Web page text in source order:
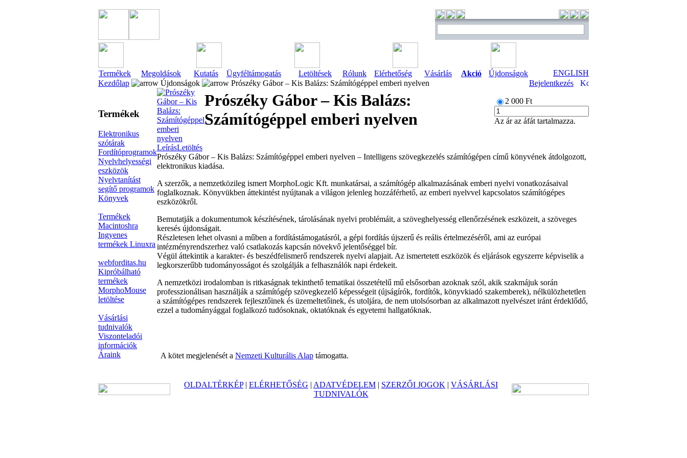
Termékek Megoldások Kutatás Ügyféltámogatás Letöltések Rólunk Elérhetőség Vásárlás Akció Újdonságok
ENGLISH
Kezdőlap
Újdonságok Prószéky Gábor – Kis Balázs: Számítógéppel emberi nyelven Bejelentkezés
Termékek
Elektronikus
szótárak
Fordítóprogramok
Nyelvhelyességi
eszközök
Nyelvtanítást
segítő programok
Könyvek
Termékek
Macintoshra
Ingyenes
termékek Linuxra
webforditas.hu
Kipróbálható
termékek
MorphoMouse
letöltése
Vásárlási
tudnivalók
Viszonteladói
információk
Áraink
Prószéky Gábor – Kis Balázs:
Számítógéppel emberi nyelven
2 000 Ft
Az ár az áfát tartalmazza.
LeírásLetöltés
Prószéky Gábor – Kis Balázs: Számítógéppel emberi nyelven – Intelligens szövegkezelés számítógépen című könyvének átdolgozott,
elektronikus kiadása.
A szerzők, a nemzetközileg ismert MorphoLogic Kft. munkatársai, a számítógép alkalmazásának emberi nyelvi vonatkozásaival
foglalkoznak. Könyvükben áttekintést nyújtanak a világon jelenleg hozzáférhető, az emberi nyelvvel kapcsolatos számítógépes
eszközökről.
Bemutatják a dokumentumok készítésének, tárolásának nyelvi problémáit, a szöveghelyesség ellenőrzésének eszközeit, a szöveges
keresés újdonságait.
Részletesen lehet olvasni a műben a fordítástámogatásról, a gépi fordítás újszerű és reális értelmezéséről, ami az európai
intézményrendszerhez való csatlakozás kapcsán növekvő jelentőséggel bír.
Végül áttekintik a karakter- és beszédfelismerő rendszerek nyelvi alapjait. Az ismertetett eszközök és eljárások egyszerre képviselik a
legkorszerűbb tudományosságot és szolgálják a felhasználók napi érdekeit.
A nemzetközi irodalomban is ritkaságnak tekinthető tematikai összetételű mű elsősorban azoknak szól, akik szakmájuk során
professzionálisan használják a számítógép szövegkezelő képességeit (újságírók, fordítók, könyvkiadó szakemberek), nélkülözhetetlen
a számítógépes rendszerek fejlesztőinek és üzemeltetőinek, és utoljára, de nem utolsósorban az alkalmazott nyelvészet iránt érdeklődő,
ezzel a tudományággal foglalkozó tudósoknak, oktatóknak és egyetemi hallgatóknak.
A kötet megjelenését a Nemzeti Kulturális Alap támogatta.
OLDALTÉRKÉP| ELÉRHETŐSÉG | ADATVÉDELEM | SZERZŐI JOGOK | VÁSÁRLÁSI
TUDNIVALÓK